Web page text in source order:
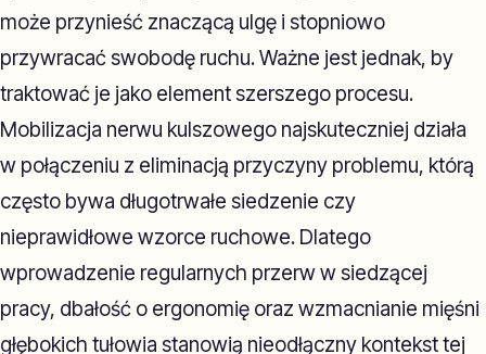
może przynieść znaczącą ulgę i stopniowo
przywracać swobodę ruchu. Ważne jest jednak, by
traktować je jako element szerszego procesu.
Mobilizacja nerwu kulszowego najskuteczniej działa
w połączeniu z eliminacją przyczyny problemu, którą
często bywa długotrwałe siedzenie czy
nieprawidłowe wzorce ruchowe. Dlatego
wprowadzenie regularnych przerw w siedzącej
pracy, dbałość o ergonomię oraz wzmacnianie mięśni
głębokich tułowia stanowią nieodłączny kontekst tej